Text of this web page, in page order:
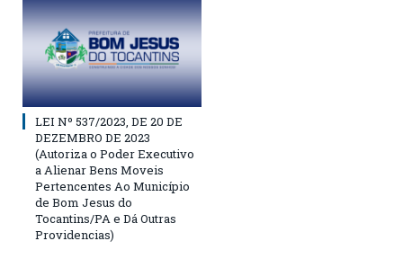
LEI Nº 537/2023, DE 20 DE
DEZEMBRO DE 2023
(Autoriza o Poder Executivo
a Alienar Bens Moveis
Pertencentes Ao Município
de Bom Jesus do
Tocantins/PA e Dá Outras
Providencias)